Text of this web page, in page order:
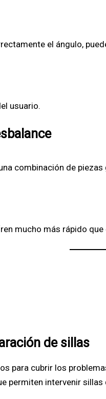
el ángulo,
usuario.
combinación de piezas
mucho más rápido que
de sillas
para cubrir los
permiten intervenir